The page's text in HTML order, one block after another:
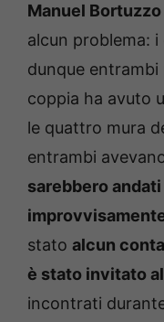
Manuel Bortuzzo
alcun problema:
dunque entrambi
coppia ha avuto
le quattro mura
entrambi
sarebbero
stato alcun
è stato invitato
incontrati